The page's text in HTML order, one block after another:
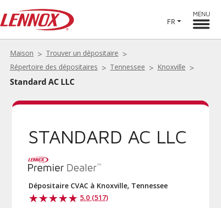
FR
MENU
Maison
Trouver un dépositaire
Répertoire des dépositaires
Tennessee Knoxville
Standard AC LLC
STANDARD AC LLC
Dépositaire CVAC à Knoxville, Tennessee
5.0 (517)